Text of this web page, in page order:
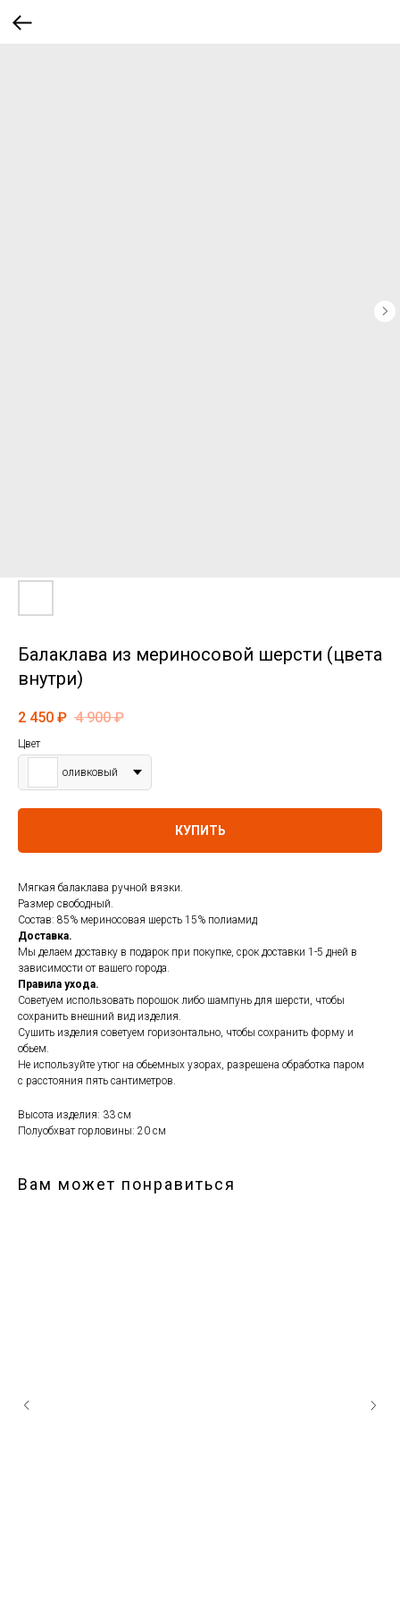
Балаклава из мериносовой шерсти (цвета
внутри)
2 450 ₽ 4 900 ₽
Цвет
оливковый
КУПИТЬ
Мягкая балаклава ручной вязки.
Размер свободный.
Состав: 85% мериносовая шерсть 15% полиамид
Доставка.
Мы делаем доставку в подарок при покупке, срок доставки 1-5 дней в
зависимости от вашего города.
Правила ухода.
Советуем использовать порошок либо шампунь для шерсти, чтобы
сохранить внешний вид изделия.
Сушить изделия советуем горизонтально, чтобы сохранить форму и
обьем.
Не используйте утюг на обьемных узорах, разрешена обработка паром
с расстояния пять сантиметров.
Высота изделия: 33 см
Полуобхват горловины: 20 см
Вам может понравиться